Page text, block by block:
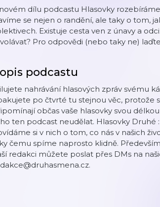
dílu podcastu Hlasovky
se nejen o randění, ale taky o tom,
Existuje cesta ven z únavy a
Pro odpovědi (nebo taky ne)
podcastu
nahrávání hlasových zpráv svému
po čtvrté tu stejnou věc, protože
občas vaše hlasovky svou
ten podcast neudělat. Hlasovky Druhé
si v nich o tom, co nás v našich
čemu spíme naprosto klidně.
redakci můžete poslat přes DMs na